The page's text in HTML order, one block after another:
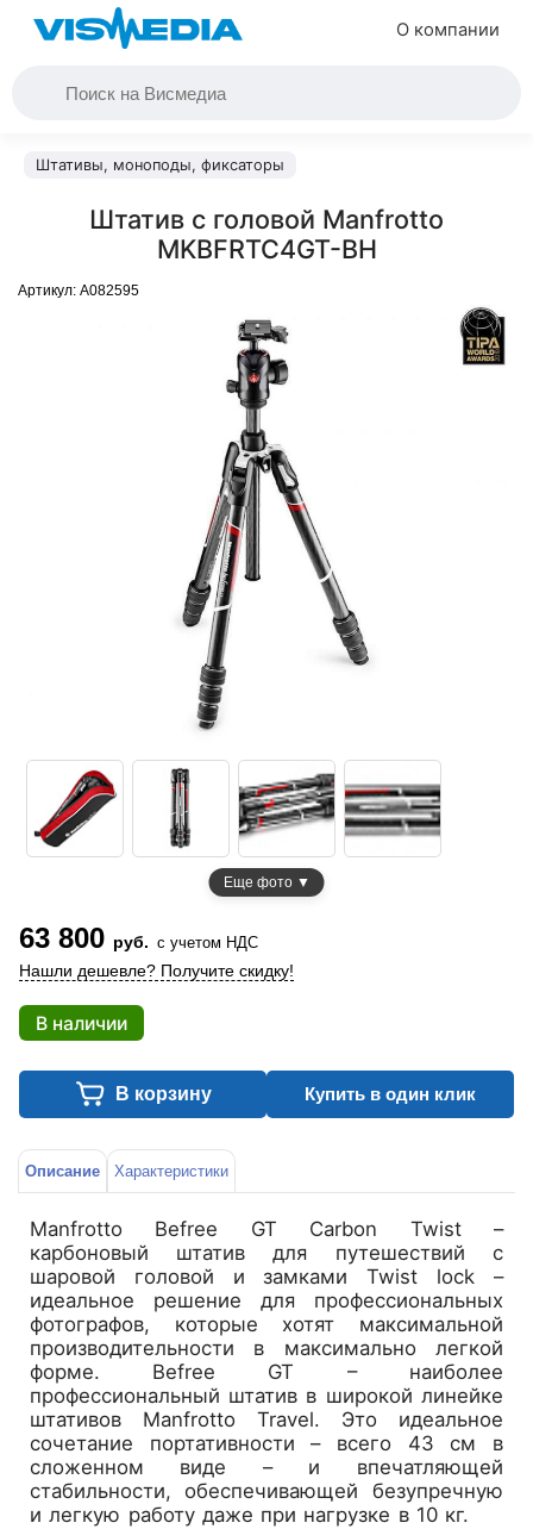
О компании
Штативы, моноподы, фиксаторы
Штатив с головой Manfrotto
MKBFRTC4GT-BH
Артикул: A082595
Еще фото ▼
63 800 руб. с учетом НДС
Нашли дешевле? Получите скидку!
В наличии
В корзину Купить в один клик
Описание Характеристики
Manfrotto Befree GT Carbon Twist –
карбоновый штатив для путешествий с
шаровой головой и замками Twist lock –
идеальное решение для профессиональных
фотографов, которые хотят максимальной
производительности в максимально легкой
форме. Befree GT – наиболее
профессиональный штатив в широкой линейке
штативов Manfrotto Travel. Это идеальное
сочетание портативности – всего 43 см в
сложенном виде – и впечатляющей
стабильности, обеспечивающей безупречную
и легкую работу даже при нагрузке в 10 кг.